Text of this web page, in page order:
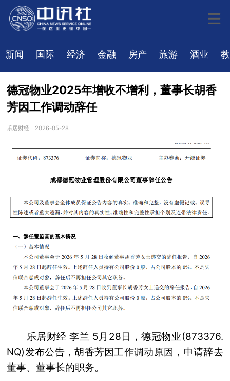
新闻 国际 经济 金融 房产 旅游 酒业
德冠物业2025年增收不增利，董事长胡香
芳因工作调动辞任
乐居财经 2026-05-28
乐居财经 李兰 5月28日，德冠物业(873376.
NQ)发布公告，胡香芳因工作调动原因，申请辞去
董事、董事长的职务。